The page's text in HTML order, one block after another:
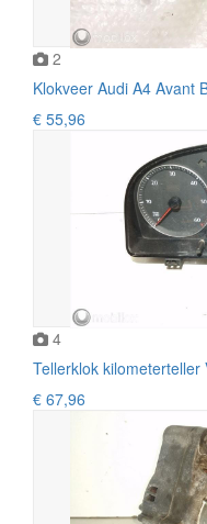
2
Klokveer Audi A4 Avant
€ 55,96
4
Tellerklok
€ 67,96